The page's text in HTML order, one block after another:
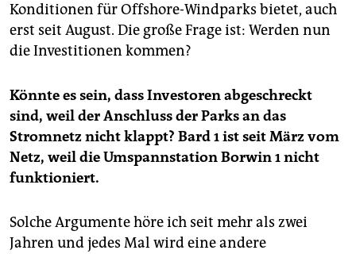
Konditionen für Offshore-Windparks bietet, auch
erst seit August. Die große Frage ist: Werden nun
die Investitionen kommen?
Könnte es sein, dass Investoren abgeschreckt
sind, weil der Anschluss der Parks an das
Stromnetz nicht klappt? Bard 1 ist seit März vom
Netz, weil die Umspannstation Borwin 1 nicht
funktioniert.
Solche Argumente höre ich seit mehr als zwei
Jahren und jedes Mal wird eine andere